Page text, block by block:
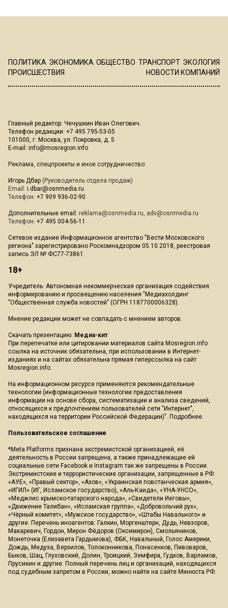
ПОЛИТИКА ЭКОНОМИКА ОБЩЕСТВО ТРАНСПОРТ ЭКОЛОГИЯ
ПРОИСШЕСТВИЯ
НОВОСТИ КОМПАНИЙ
Главный редактор: Чечушкин Иван Олегович.
Телефон редакции: +7 495 795-53-05
101000, г. Москва, ул. Покровка, д. 5
E-mail: info@mosregion.info
Реклама, спецпроекты и иное сотрудничество:
Игорь Дбар (Руководитель отдела продаж)
Email: i.dbar@osnmedia.ru
Телефон: +7 909 936-02-90
Дополнительные email: reklama@osnmedia.ru, adv@osnmedia.ru
Телефон: +7 495 004-56-11
Сетевое издание Информационное агентство "Вести Московского
региона" зарегистрировано Роскомнадзором 05.10.2018, реестровая
запись ЭЛ № ФС77-73861.
18+
Учредитель: Автономная некоммерческая организация содействия
информированию и просвещению населения "Медиахолдинг
"Общественная служба новостей" (ОГРН 1187700006328).
Мнение редакции может не совпадать с мнением авторов.
Скачать презентацию: Медиа-кит
При перепечатке или цитировании материалов сайта Mosregion.info
ссылка на источник обязательна, при использовании в Интернет-
изданиях и на сайтах обязательна прямая гиперссылка на сайт
Mosregion.info.
На информационном ресурсе применяются рекомендательные
технологии (информационные технологии предоставления
информации на основе сбора, систематизации и анализа сведений,
относящихся к предпочтениям пользователей сети "Интернет",
находящихся на территории Российской Федерации)". Подробнее.
Пользовательское соглашение
*Meta Platforms признана экстремистской организацией, её
деятельность в России запрещена, а также принадлежащие ей
социальные сети Facebook и Instagram так же запрещены в России.
Экстремистские и террористические организации, запрещенные в РФ:
«АУЕ», «Правый сектор», «Азов», «Украинская повстанческая армия»,
«ИГИЛ» (ИГ, Исламское государство), «Аль-Каида», «УНА-УНСО»,
«Меджлис крымско-татарского народа», «Свидетели Иеговы»,
«Движение Талибан», «Исламская группа», «Добровольчий рух»,
«Чёрный комитет», «Мужское государство», «Штабы Навального» и
другие. Перечень иноагентов: Галкин, Моргенштерн, Дудь, Невзоров,
Макаревич, Гордон, Мирон Фёдоров (Оксимирон), Смольянинов,
Монеточка (Елизавета Гардымова), ФБК, Навальный, Голос Америки,
Дождь, Медуза, Верзилов, Толоконникова, Понасенков, Пивоваров,
Быков, Шац, Глуховский, Долин, Троицкий, Земфира, Гудков, Варламов,
Прусикин и другие. Полный перечень лиц и организаций, находящихся
под судебным запретом в России, можно найти на сайте Минюста РФ.